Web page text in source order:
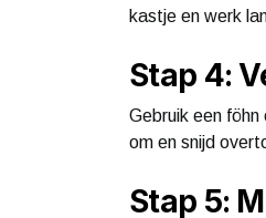
kastje en werk
Stap 4:
Gebruik een
om en snijd
Stap 5: